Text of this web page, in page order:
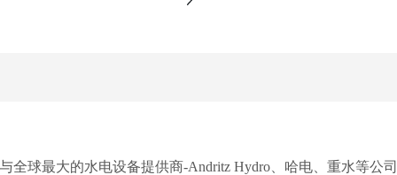
全球最大的水电设备提供商-Andritz Hydro、哈电、重水等公